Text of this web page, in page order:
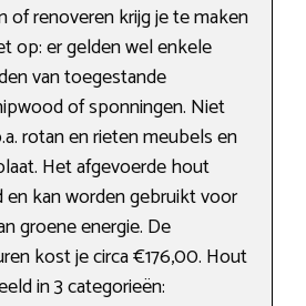
of renoveren krijg je te maken
op: er gelden wel enkele
van toegestande
of sponningen. Niet
rotan en rieten meubels en
Het afgevoerde hout
kan worden gebruikt voor
groene energie. De
kost je circa €176,00. Hout
in 3 categorieën: